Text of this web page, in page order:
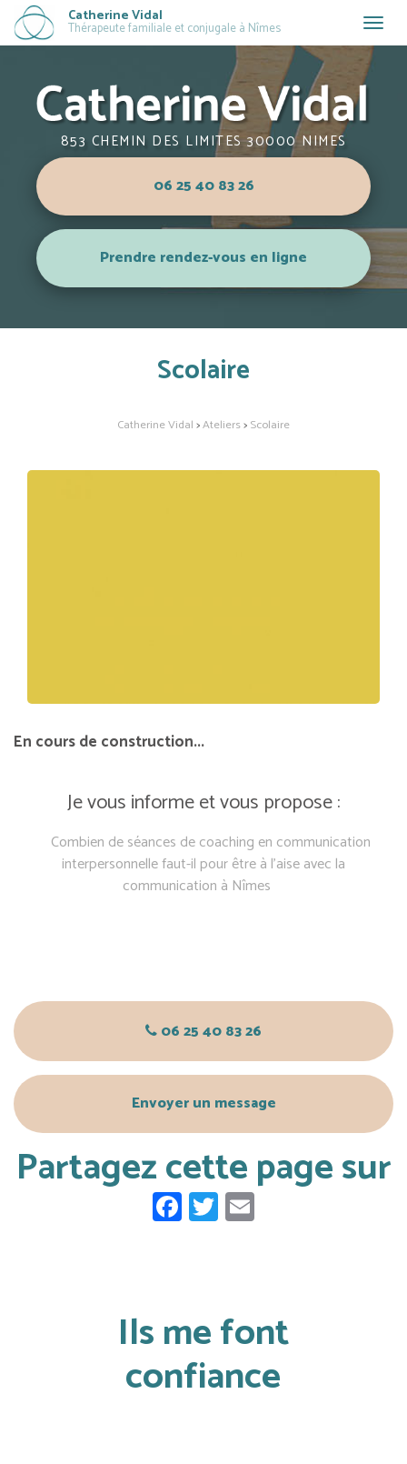
Aller
au
Catherine Vidal
Thérapeute familiale et conjugale à Nîmes
853 CHEMIN DES LIMITES 30000 NIMES
06 25 40 83 26
Prendre rendez-vous en ligne
Scolaire
Catherine Vidal>Ateliers>Scolaire
En cours de construction...
Je vous informe et vous propose :
Combien de séances de coaching en communication
interpersonnelle faut-il pour être à l’aise avec la
communication à Nîmes
06 25 40 83 26
Envoyer un message
Partagez cette page sur
Facebook
Twitter
Ils me font
confiance